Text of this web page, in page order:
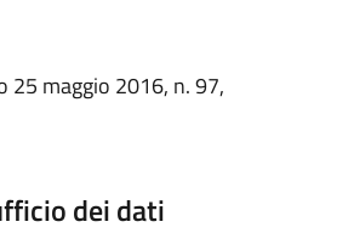
25 maggio 2016, n. 97,
dei dati